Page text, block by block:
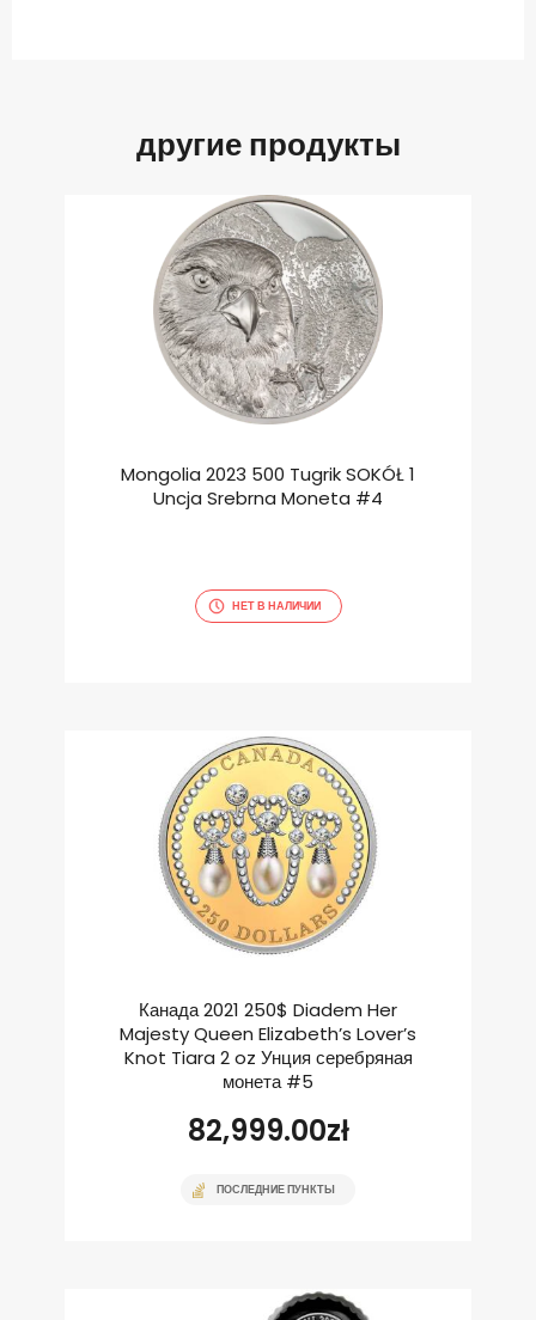
другие продукты
Mongolia 2023 500 Tugrik SOKÓŁ 1
Uncja Srebrna Moneta #4
НЕТ В НАЛИЧИИ
Канада 2021 250$ Diadem Her
Majesty Queen Elizabeth’s Lover’s
Knot Tiara 2 oz Унция серебряная
монета #5
82,999.00zł
ПОСЛЕДНИЕ ПУНКТЫ